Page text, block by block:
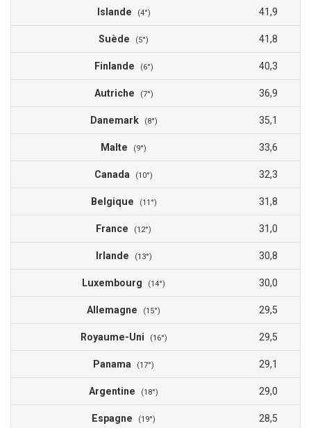
Islande (4°) 41,9
Suède (5°) 41,8
Finlande (6°) 40,3
Autriche (7°) 36,9
Danemark (8°) 35,1
Malte (9°) 33,6
Canada (10°) 32,3
Belgique (11°) 31,8
France (12°) 31,0
Irlande (13°) 30,8
Luxembourg (14°) 30,0
Allemagne (15°) 29,5
Royaume-Uni (16°) 29,5
Panama (17°) 29,1
Argentine (18°) 29,0
Espagne (19°) 28,5